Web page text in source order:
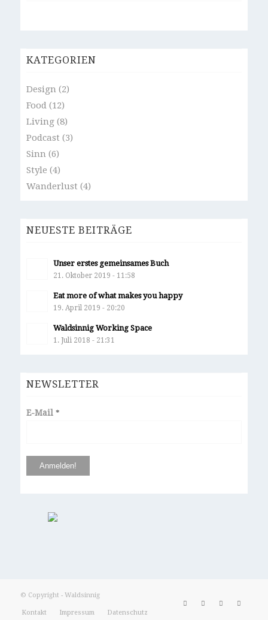
KATEGORIEN
Design (2)
Food (12)
Living(8)
Podcast (3)
Sinn (6)
Style (4)
Wanderlust (4)
NEUESTE BEITRÄGE
Unser erstes gemeinsames Buch
21. Oktober 2019 - 11:58
Eat more of what makes you happy
19. April 2019 - 20:20
Waldsinnig Working Space
1. Juli 2018 - 21:31
NEWSLETTER
E-Mail *
© Copyright - Waldsinnig
Kontakt Impressum Datenschutz